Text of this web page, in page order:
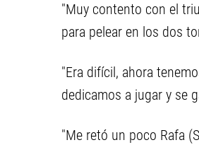
"Muy contento con el
para pelear en los dos
"Era difícil, ahora
dedicamos a jugar y se
"Me retó un poco Rafa